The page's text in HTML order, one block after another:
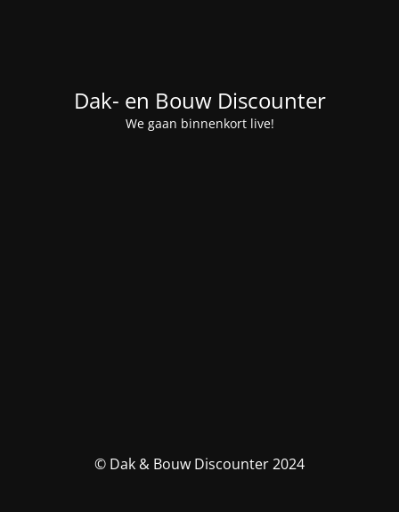
Dak- en Bouw Discounter
We gaan binnenkort live!
© Dak & Bouw Discounter 2024